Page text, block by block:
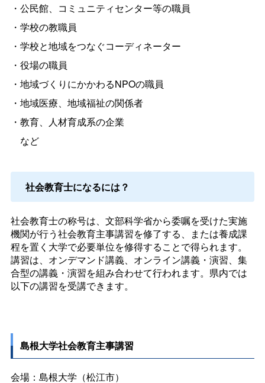
・公民館、コミュニティセンター等の職員
・学校の教職員
・学校と地域をつなぐコーディネーター
・役場の職員
・地域づくりにかかわるNPOの職員
・地域医療、地域福祉の関係者
・教育、人材育成系の企業
など
社会教育士になるには？
社会教育士の称号は、文部科学省から委嘱を受けた実施
機関が行う社会教育主事講習を修了する、または養成課
程を置く大学で必要単位を修得することで得られます。
講習は、オンデマンド講義、オンライン講義・演習、集
合型の講義・演習を組み合わせて行われます。県内では
以下の講習を受講できます。
島根大学社会教育主事講習
会場：島根大学（松江市）